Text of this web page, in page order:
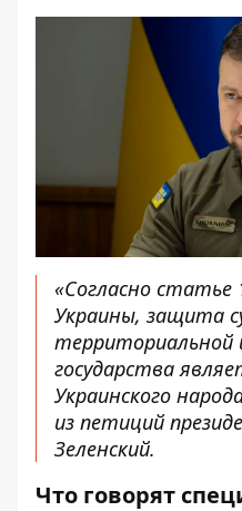
«Согласно
Украины, защита
территориальной
государства
Украинского
из петиций
Зеленский.
Что говорят